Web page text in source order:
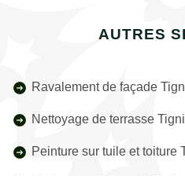
AUTRES
Ravalement de façade
Nettoyage de terrasse
Peinture sur tuile et toiture